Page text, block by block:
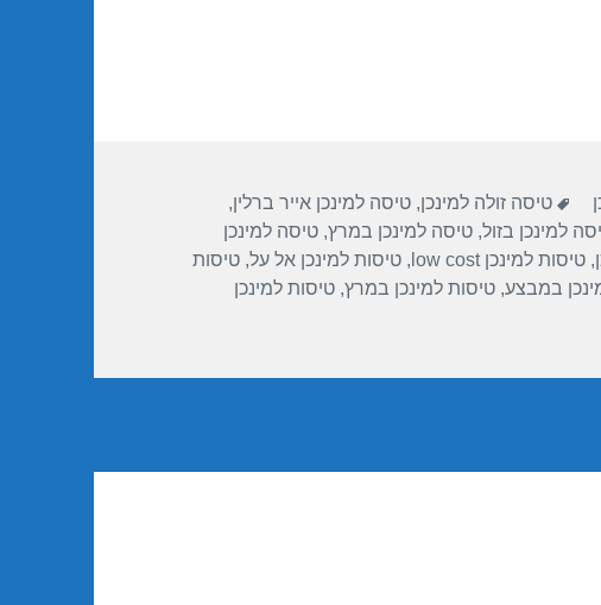
תגיות
טיסה זולה למינכן,טיסה למינכן אייר ברלין,
למינכן בזול,טיסה למינכן במרץ,טיסה למינכן
,טיסות למינכן low cost ,טיסות למינכן אל על,טיסות
במבצע,טיסות למינכן במרץ,טיסות למינכן